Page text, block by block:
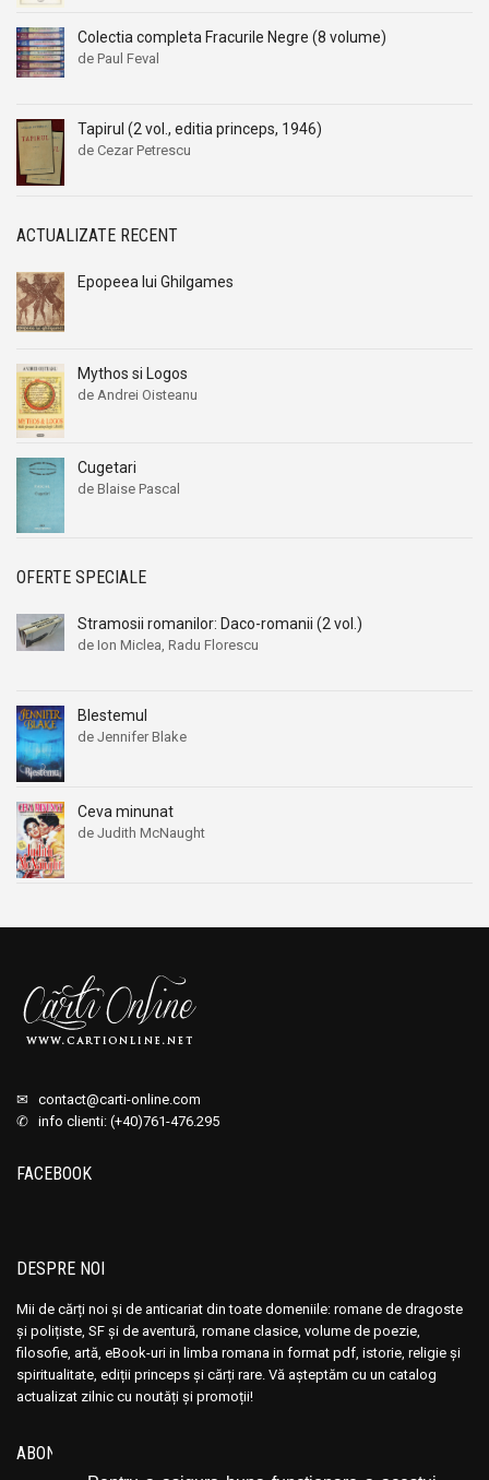
Colectia completa Fracurile Negre (8 volume)
de Paul Feval
Tapirul (2 vol., editia princeps, 1946)
de Cezar Petrescu
ACTUALIZATE RECENT
Epopeea lui Ghilgames
Mythos si Logos
de Andrei Oisteanu
Cugetari
de Blaise Pascal
OFERTE SPECIALE
Stramosii romanilor: Daco-romanii (2 vol.)
de Ion Miclea, Radu Florescu
Blestemul
de Jennifer Blake
Ceva minunat
de Judith McNaught
✉ contact@carti-online.com
✆ info clienti: (+40)761-476.295
FACEBOOK
DESPRE NOI
Mii de cărți noi și de anticariat din toate domeniile: romane de dragoste
și polițiste, SF și de aventură, romane clasice, volume de poezie,
filosofie, artă, eBook-uri in limba romana in format pdf, istorie, religie și
spiritualitate, ediții princeps și cărți rare. Vă așteptăm cu un catalog
actualizat zilnic cu noutăți și promoții!
ABONEAZĂ-TE LA NEWSLETTER